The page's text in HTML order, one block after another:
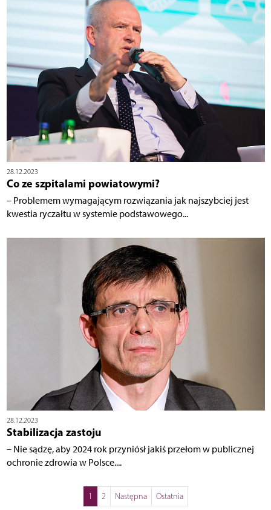
28.12.2023
Co ze szpitalami powiatowymi?
– Problemem wymagającym rozwiązania jak najszybciej jest
kwestia ryczałtu w systemie podstawowego...
28.12.2023
Stabilizacja zastoju
– Nie sądzę, aby 2024 rok przyniósł jakiś przełom w publicznej
ochronie zdrowia w Polsce....
1 2 Następna Ostatnia